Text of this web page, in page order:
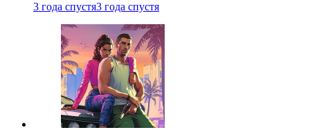
3 года спустя3 года спустя